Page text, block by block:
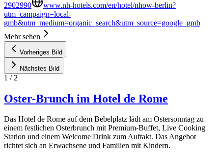
2902990
www.nh-hotels.com/en/hotel/nhow-berlin?
utm_campaign=local-
gmb&utm_medium=organic_search&utm_source=google_gmb
Mehr sehen
Vorheriges Bild
Nächstes Bild
1 / 2
Oster-Brunch im Hotel de Rome
Das Hotel de Rome auf dem Bebelplatz lädt am Ostersonntag zu
einem festlichen Osterbrunch mit Premium-Buffet, Live Cooking
Station und einem Welcome Drink zum Auftakt. Das Angebot
richtet sich an Erwachsene und Familien mit Kindern.